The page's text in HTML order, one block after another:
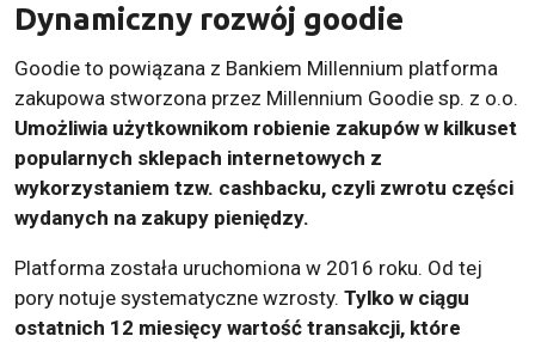
Dynamiczny rozwój goodie
Goodie to powiązana z Bankiem Millennium platforma
zakupowa stworzona przez Millennium Goodie sp. z o.o.
Umożliwia użytkownikom robienie zakupów w kilkuset
popularnych sklepach internetowych z
wykorzystaniem tzw. cashbacku, czyli zwrotu części
wydanych na zakupy pieniędzy.
Platforma została uruchomiona w 2016 roku. Od tej
pory notuje systematyczne wzrosty. Tylko w ciągu
ostatnich 12 miesięcy wartość transakcji, które